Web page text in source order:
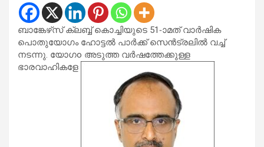
ബാങ്കേഴ്‌സ് ക്ലബ്ബ് കൊച്ചിയുടെ 51-ാമത് വാർഷിക
പൊതുയോഗം ഹോട്ടൽ പാർക്ക് സെൻട്രലിൽ വച്ച്
നടന്നു. യോഗo അടുത്ത വർഷത്തേക്കുള്ള
ഭാരവാഹികളേ